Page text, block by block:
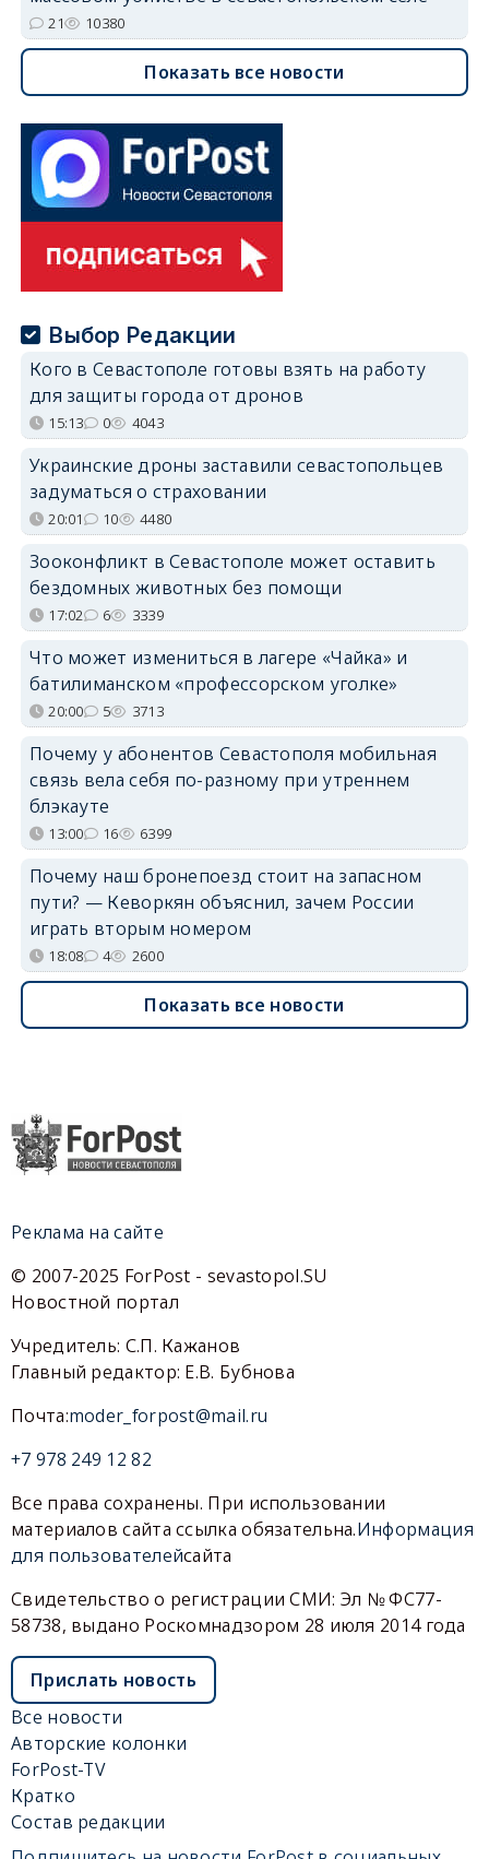
21 10380
Показать все новости
Выбор Редакции
Кого в Севастополе готовы взять на работу
для защиты города от дронов
15:13 0 4043
Украинские дроны заставили севастопольцев
задуматься о страховании
20:01 10 4480
Зооконфликт в Севастополе может оставить
бездомных животных без помощи
17:02 6 3339
Что может измениться в лагере «Чайка» и
батилиманском «профессорском уголке»
20:00 5 3713
Почему у абонентов Севастополя мобильная
связь вела себя по-разному при утреннем
блэкауте
13:00 16 6399
Почему наш бронепоезд стоит на запасном
пути? — Кеворкян объяснил, зачем России
играть вторым номером
18:08 4 2600
Показать все новости
Реклама на сайте
© 2007-2025 ForPost - sevastopol.SU
Новостной портал
Учредитель: С.П. Кажанов
Главный редактор: Е.В. Бубнова
Почта:moder_forpost@mail.ru
+7 978 249 12 82
Все права сохранены. При использовании
материалов сайта ссылка обязательна.Информация
для пользователейсайта
Свидетельство о регистрации СМИ: Эл № ФС77-
58738, выдано Роскомнадзором 28 июля 2014 года
Прислать новость
Все новости
Авторские колонки
ForPost-TV
Кратко
Состав редакции